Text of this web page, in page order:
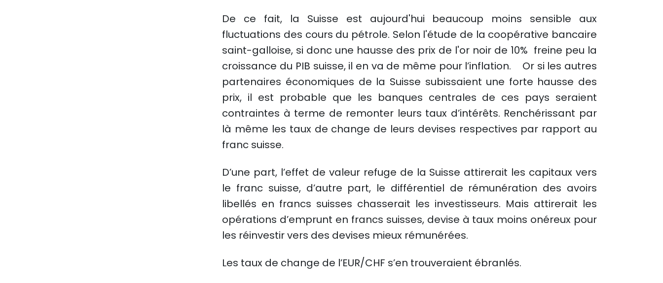
De ce fait, la Suisse est aujourd'hui beaucoup moins sensible aux
fluctuations des cours du pétrole. Selon l'étude de la coopérative bancaire
saint-galloise, si donc une hausse des prix de l'or noir de 10% freine peu la
croissance du PIB suisse, il en va de même pour l’inflation. Or si les autres
partenaires économiques de la Suisse subissaient une forte hausse des
prix, il est probable que les banques centrales de ces pays seraient
contraintes à terme de remonter leurs taux d’intérêts. Renchérissant par
là même les taux de change de leurs devises respectives par rapport au
franc suisse.
D’une part, l’effet de valeur refuge de la Suisse attirerait les capitaux vers
le franc suisse, d’autre part, le différentiel de rémunération des avoirs
libellés en francs suisses chasserait les investisseurs. Mais attirerait les
opérations d’emprunt en francs suisses, devise à taux moins onéreux pour
les réinvestir vers des devises mieux rémunérées.
Les taux de change de l’EUR/CHF s’en trouveraient ébranlés.